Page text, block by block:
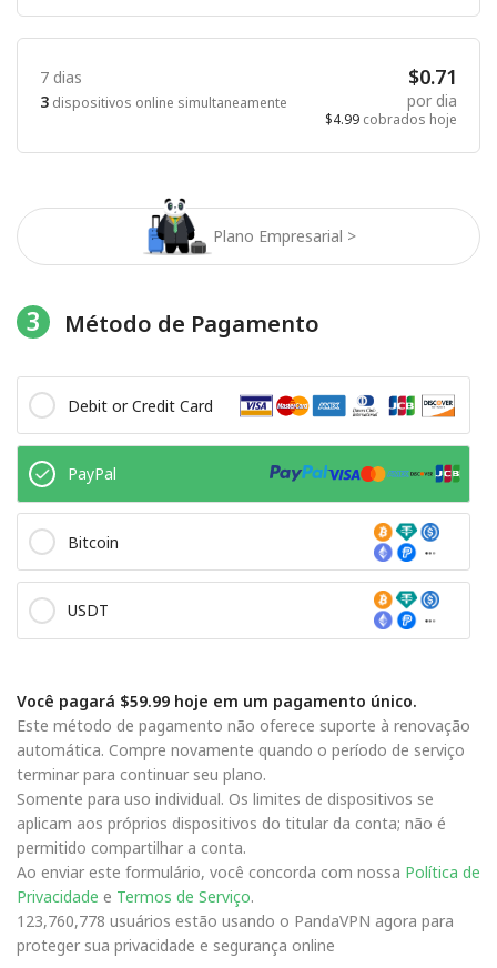
Plano Empresarial >
7 dias
3 dispositivos online simultaneamente
$0.71
por dia
$4.99 cobrados hoje
3 Método de Pagamento
Debit or Credit Card
PayPal
Bitcoin
USDT
Você pagará $59.99 hoje em um pagamento único.
Este método de pagamento não oferece suporte à renovação
automática. Compre novamente quando o período de serviço
terminar para continuar seu plano.
Somente para uso individual. Os limites de dispositivos se
aplicam aos próprios dispositivos do titular da conta; não é
permitido compartilhar a conta.
Ao enviar este formulário, você concorda com nossa Política de
Privacidade e Termos de Serviço.
123,760,778 usuários estão usando o PandaVPN agora para
proteger sua privacidade e segurança online